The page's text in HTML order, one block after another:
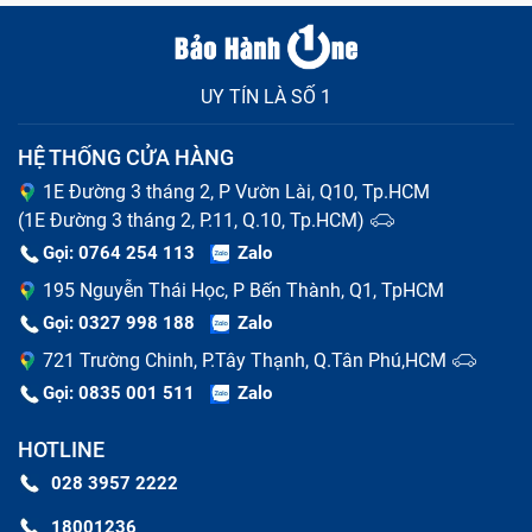
Khi nào thì cần thay pin tablet Ipad ?
Nếu có những dấu hiệu trên tốt nhất bạn mang chiếc
tablet của mình đi sửa chữa ngay nhé, một phần để
tránh ảnh hưởng đến trải nghiệm sử dụng của bạn, mà
cho máy vì có thể sẽ làm hư hại tới các thành phần
khác như mainboard hoặc màn hình,...
UY TÍN LÀ SỐ 1
HỆ THỐNG CỬA HÀNG
1E Đường 3 tháng 2, P Vườn Lài, Q10, Tp.HCM
(1E Đường 3 tháng 2, P.11, Q.10, Tp.HCM)
Gọi: 0764 254 113 Zalo
195 Nguyễn Thái Học, P Bến Thành, Q1, TpHCM
Gọi: 0327 998 188 Zalo
721 Trường Chinh, P.Tây Thạnh, Q.Tân Phú,HCM
Gọi: 0835 001 511 Zalo
HOTLINE
028 3957 2222
18001236